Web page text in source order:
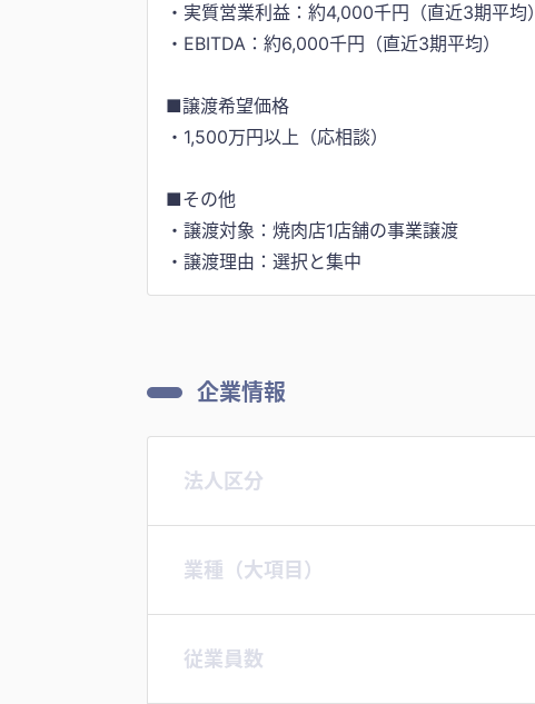
・実質営業利益：約4,000千円（直近3期平均）
・EBITDA：約6,000千円（直近3期平均）
■譲渡希望価格
・1,500万円以上（応相談）
■その他
・譲渡対象：焼肉店1店舗の事業譲渡
・譲渡理由：選択と集中
企業情報
法人区分
業種（大項目）
従業員数